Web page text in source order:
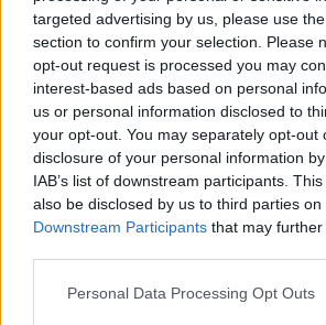
targeted advertising by us, please use
section to confirm your selection. Please
opt-out request is processed you may
interest-based ads based on personal
us or personal information disclosed to
your opt-out. You may separately opt-out
disclosure of your personal information
IAB’s list of downstream participants.
also be disclosed by us to third parties on
Downstream Participants that may
Personal Data Processing Opt Outs
Europa League: Με ΤΣΚΑ
ο ΟΦΗ στα Play Off - Τα
των πρώτων αγώνων
προκριματικό
Η ΤΣΚΑ Σόφιας έκανε... παρέλαση